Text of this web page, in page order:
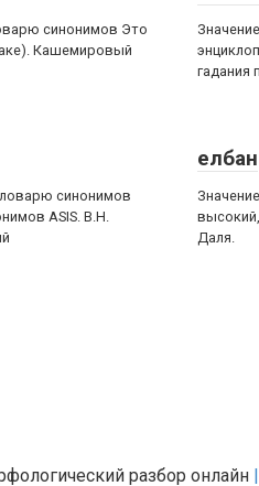
синонимов Это
Кашемировый
гадания
синонимов
ASIS. В.Н.
елбан
Даля.
разбор онлайн